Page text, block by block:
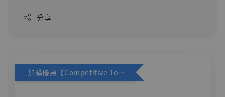
分享
加購優惠【Competitive Toys 梅西 [CM001]】